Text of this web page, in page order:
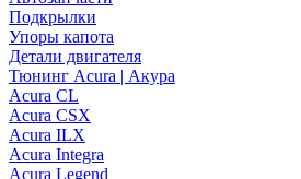
Подкрылки
Упоры капота
Детали двигателя
Тюнинг Acura | Акура
Acura CL
Acura CSX
Acura ILX
Acura Integra
Acura Legend